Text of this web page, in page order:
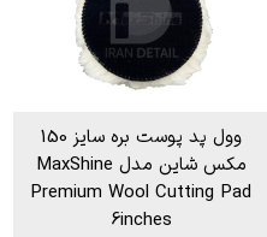
وول پد پوست بره سایز 150
مکس شاین مدل MaxShine
Premium Wool Cutting Pad
6inches